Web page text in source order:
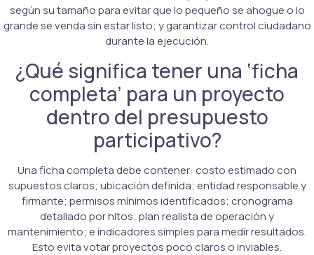
según su tamaño para evitar que lo pequeño se ahogue o lo
grande se venda sin estar listo; y garantizar control ciudadano
durante la ejecución.
¿Qué significa tener una ‘ficha
completa’ para un proyecto
dentro del presupuesto
participativo?
Una ficha completa debe contener: costo estimado con
supuestos claros; ubicación definida; entidad responsable y
firmante; permisos mínimos identificados; cronograma
detallado por hitos; plan realista de operación y
mantenimiento; e indicadores simples para medir resultados.
Esto evita votar proyectos poco claros o inviables.